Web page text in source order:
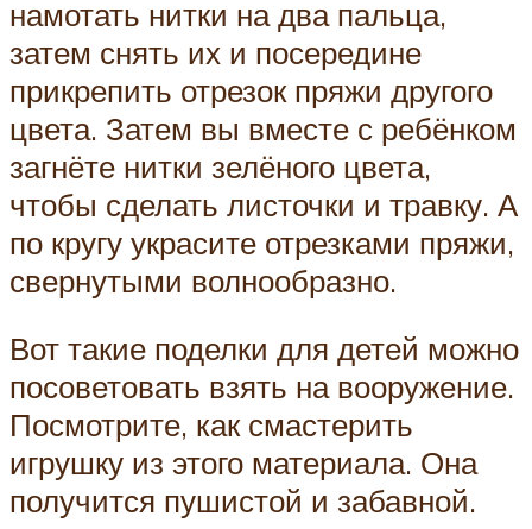
намотать нитки на два пальца,
затем снять их и посередине
прикрепить отрезок пряжи другого
цвета. Затем вы вместе с ребёнком
загнёте нитки зелёного цвета,
чтобы сделать листочки и травку. А
по кругу украсите отрезками пряжи,
свернутыми волнообразно.
Вот такие поделки для детей можно
посоветовать взять на вооружение.
Посмотрите, как смастерить
игрушку из этого материала. Она
получится пушистой и забавной.